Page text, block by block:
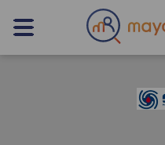
S’inscrire